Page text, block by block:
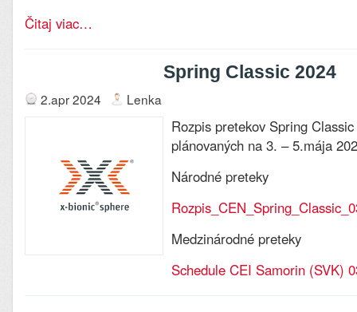
Čitaj viac…
Spring Classic 2024
2.apr 2024 Lenka
Rozpis pretekov Spring
plánovaných na 3. – 5.mája
Národné preteky
Medzinárodné preteky
Schedule CEI Samorin (SVK)